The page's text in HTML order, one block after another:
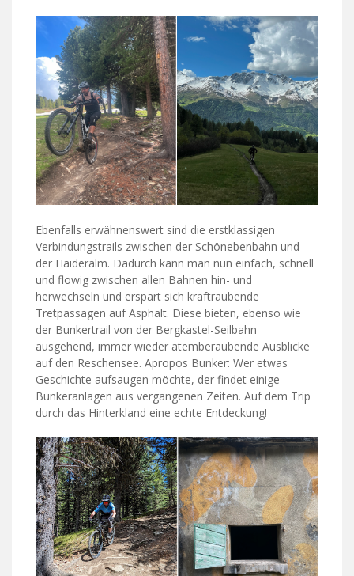
Ebenfalls erwähnenswert sind die erstklassigen
Verbindungstrails zwischen der Schönebenbahn und
der Haideralm. Dadurch kann man nun einfach, schnell
und flowig zwischen allen Bahnen hin- und
herwechseln und erspart sich kraftraubende
Tretpassagen auf Asphalt. Diese bieten, ebenso wie
der Bunkertrail von der Bergkastel-Seilbahn
ausgehend, immer wieder atemberaubende Ausblicke
auf den Reschensee. Apropos Bunker: Wer etwas
Geschichte aufsaugen möchte, der findet einige
Bunkeranlagen aus vergangenen Zeiten. Auf dem Trip
durch das Hinterkland eine echte Entdeckung!